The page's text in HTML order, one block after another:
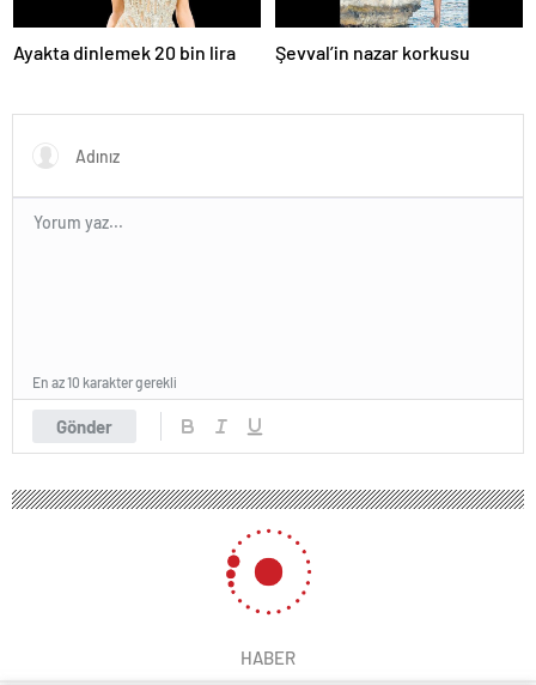
Ayakta dinlemek 20 bin lira Şevval’in nazar korkusu
Gönder
En az 10 karakter gerekli
HABER